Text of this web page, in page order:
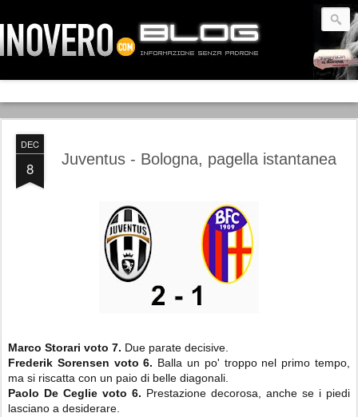
DEC
8 Juventus - Bologna, pagella istantanea
Marco Storari voto 7. Due parate decisive.
Frederik Sorensen voto 6. Balla un po' troppo nel primo tempo,
ma si riscatta con un paio di belle diagonali.
Paolo De Ceglie voto 6. Prestazione decorosa, anche se i piedi
lasciano a desiderare.